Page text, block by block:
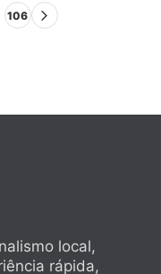
106
local,
rápida,